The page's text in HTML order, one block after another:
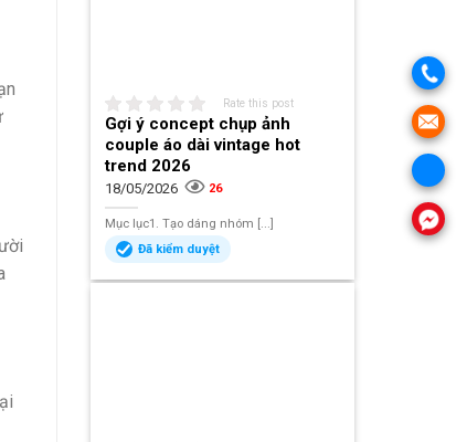
Rate this post
Gợi ý concept chụp ảnh
couple áo dài vintage hot
trend 2026
18/05/2026 26
Mục lục1. Tạo dáng nhóm [...]
Đã kiểm duyệt